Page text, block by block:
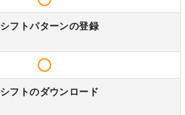
シフトパターンの登録
シフトのダウンロード